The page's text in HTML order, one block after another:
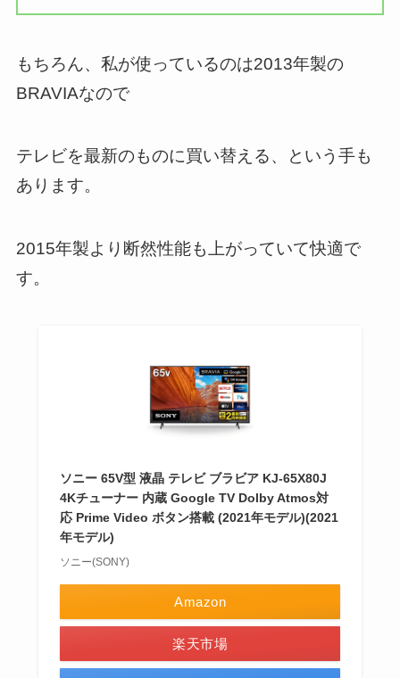
もちろん、私が使っているのは2013年製の
BRAVIAなので
テレビを最新のものに買い替える、という手も
あります。
2015年製より断然性能も上がっていて快適で
す。
ソニー 65V型 液晶 テレビ ブラビア KJ-65X80J
4Kチューナー 内蔵 Google TV Dolby Atmos対
応 Prime Video ボタン搭載 (2021年モデル)(2021
年モデル)
ソニー(SONY)
Amazon
楽天市場